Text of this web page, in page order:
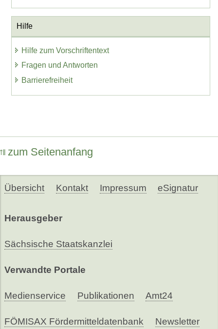
Hilfe
Hilfe zum Vorschriftentext
Fragen und Antworten
Barrierefreiheit
zum Seitenanfang
Übersicht Kontakt Impressum eSignatur
Herausgeber
Sächsische Staatskanzlei
Verwandte Portale
Medienservice Publikationen Amt24
FÖMISAX Fördermitteldatenbank Newsletter